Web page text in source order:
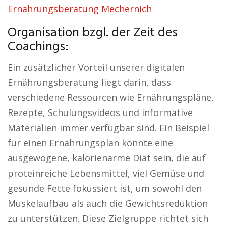
Ernährungsberatung Mechernich
Organisation bzgl. der Zeit des
Coachings:
Ein zusätzlicher Vorteil unserer digitalen
Ernährungsberatung liegt darin, dass
verschiedene Ressourcen wie Ernährungspläne,
Rezepte, Schulungsvideos und informative
Materialien immer verfügbar sind. Ein Beispiel
für einen Ernährungsplan könnte eine
ausgewogene, kalorienarme Diät sein, die auf
proteinreiche Lebensmittel, viel Gemüse und
gesunde Fette fokussiert ist, um sowohl den
Muskelaufbau als auch die Gewichtsreduktion
zu unterstützen. Diese Zielgruppe richtet sich